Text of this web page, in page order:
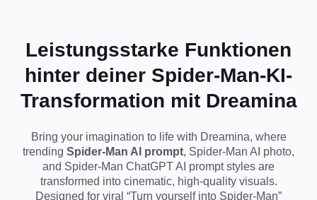
Leistungsstarke Funktionen
hinter deiner Spider-Man-KI-
Transformation mit Dreamina
Bring your imagination to life with Dreamina, where
trending Spider-Man AI prompt, Spider-Man AI photo,
and Spider-Man ChatGPT AI prompt styles are
transformed into cinematic, high-quality visuals.
Designed for viral “Turn yourself into Spider-Man”